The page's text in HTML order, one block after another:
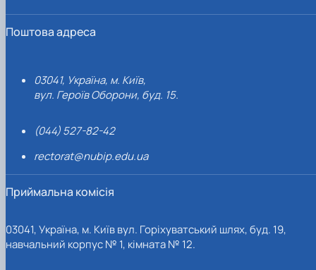
Поштова адреса
03041, Україна, м. Київ,
вул. Героїв Оборони, буд. 15.
(044) 527-82-42
rectorat@nubip.edu.ua
Приймальна комісія
03041, Україна, м. Київ вул. Горіхуватський шлях, буд. 19,
навчальний корпус № 1, кімната № 12.